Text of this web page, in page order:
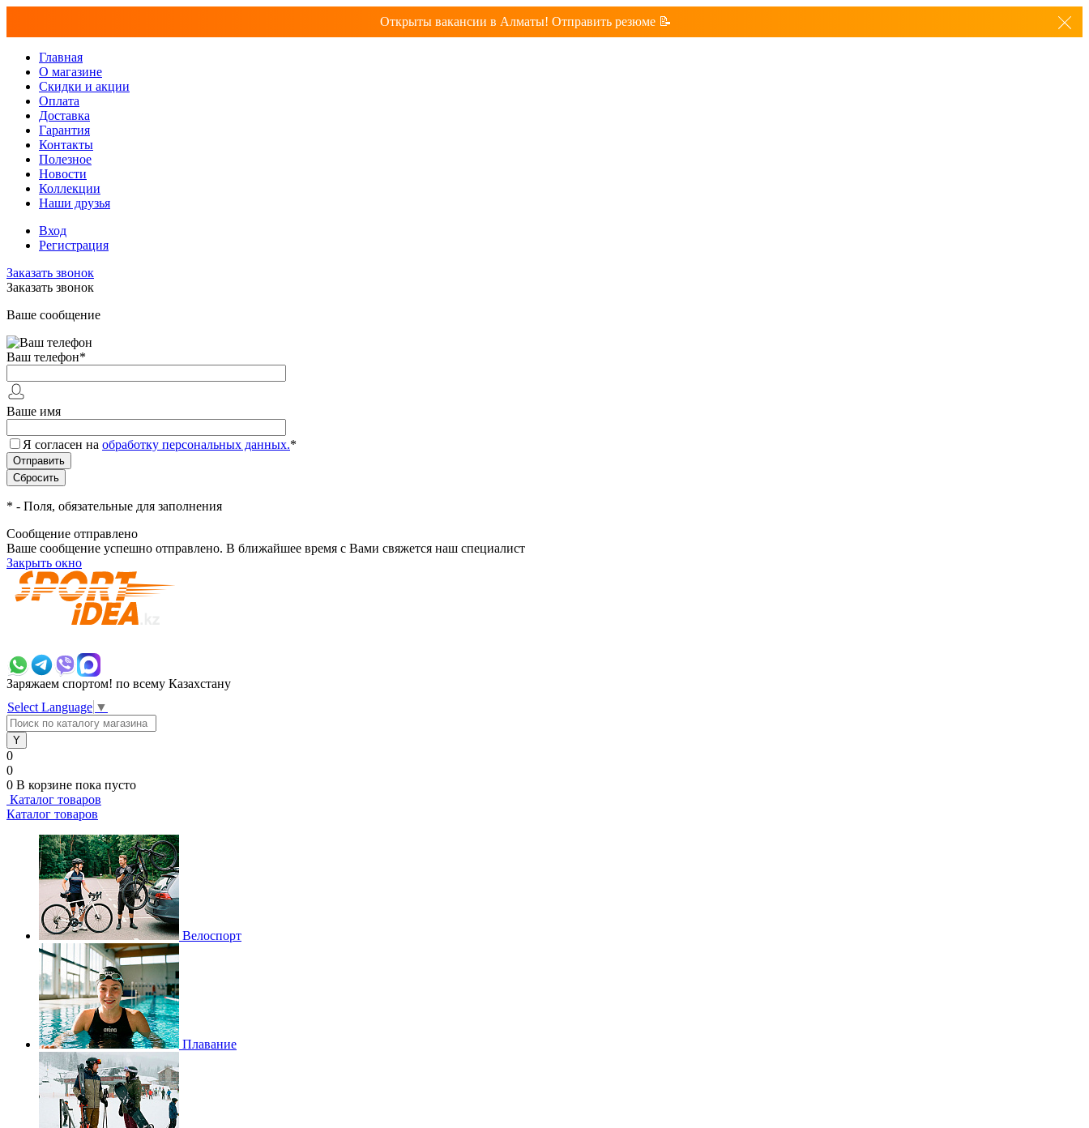
Открыты вакансии в Алматы! Отправить резюме 📝
Главная
О магазине
Скидки и акции
Оплата
Доставка
Гарантия
Контакты
Полезное
Новости
Коллекции
Наши друзья
Вход
Регистрация
Заказать звонок
Заказать звонок
Ваше сообщение
Ваш телефон*
Ваше имя
Я согласен на обработку персональных данных.*
* - Поля, обязательные для заполнения
Сообщение отправлено
Ваше сообщение успешно отправлено. В ближайшее время с Вами свяжется наш специалист
Закрыть окно
Заряжаем спортом! по всему Казахстану
Select Language ▼
0
0
0 В корзине пока пусто
Каталог товаров
Каталог товаров
Велоспорт
Плавание